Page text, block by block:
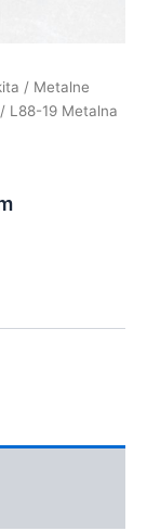
/ Metalne
/ L88-19 Metalna